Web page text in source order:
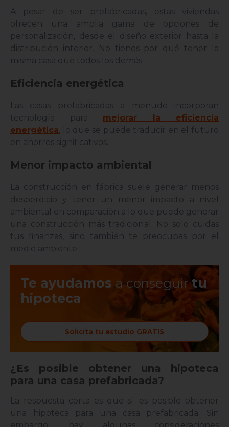
A pesar de ser prefabricadas, estas viviendas
ofrecen una amplia gama de opciones de
personalización, desde el diseño exterior hasta la
distribución interior. No tienes por qué tener la
misma casa que todos los demás.
Eficiencia energética
Las casas prefabricadas a menudo incorporan
tecnología para mejorar la eficiencia
energética , lo que se puede traducir en el futuro
en ahorros significativos.
Menor impacto ambiental
La construcción en fábrica suele generar menos
desperdicio y tener un menor impacto a nivel
ambiental en comparación a lo que puede generar
una construcción más tradicional. No solo cuidas
tus finanzas, sino también te preocupas por el
medio ambiente.
Te ayudamos a conseguirtu
hipoteca
Solicita tu estudio GRATIS
¿Es posible obtener una hipoteca
para una casa prefabricada?
La respuesta corta es que sí: es posible obtener
una hipoteca para una casa prefabricada. Sin